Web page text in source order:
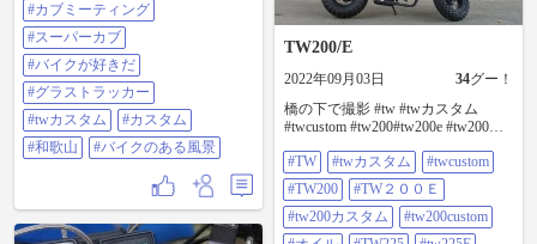
(カブオーナーじゃないので違う場
所に停車) 帰り道、どしゃ降りの
雨… それでも良い思い出となった
１日 #カブミーティング #スーパー
カブ #バイクが好きだ #グラストラ
ッカー #TWカスタム #カスタム #和
歌山 #バイクのある風景
#カブミーティング
#スーパーカブ
#バイクが好きだ
#グラストラッカー
#twカスタム
#カスタム
#和歌山
#バイクのある風景
TW200/E
2022年09月03日 34グー！
橋の下で撮影 #tw #twカスタム
#twcustom #tw200#tw200e #tw200カ
#tw225#tw225e #tw225カスタム
#tw225custom #スカチューン仕様 #
単気筒 #オイルクーラー#スカチュ
ーン#やまは#ロンスイ #YAMAHA#
スカチューン仕様 #ビックフット#
#TW #twカスタム
#twcustom
#TW200
#TW２００Ｅ
#tw200カスタム
#tw200custom